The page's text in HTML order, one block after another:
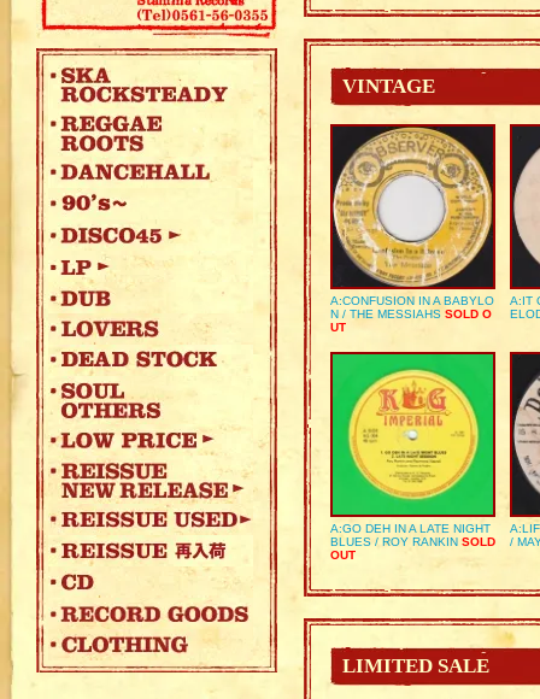
VINTAGE
A:CONFUSION IN A BABYLO
N / THE MESSIAHS SOLD O
UT
A:IT
A:GO DEH IN A LATE NIGHT
BLUES / ROY RANKIN SOLD
OUT
/
LIMITED SALE